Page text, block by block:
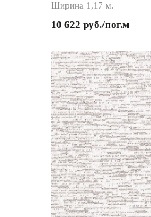
Ширина 1,17 м.
10 622 руб./пог.м